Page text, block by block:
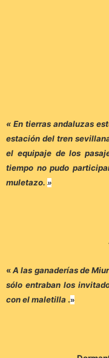
« En tierras andaluzas
estación del tren
el equipaje de los
tiempo no pudo
muletazo. »
«A las ganaderías de
sólo entraban los
con el maletilla .»